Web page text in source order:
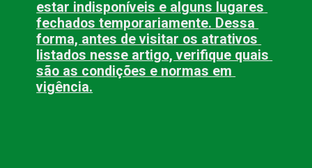
estar indisponíveis e alguns lugares
fechados temporariamente. Dessa
forma, antes de visitar os atrativos
listados nesse artigo, verifique quais
são as condições e normas em
vigência.